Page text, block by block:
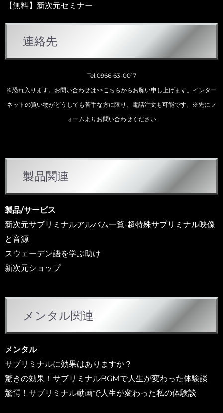
【無料】新次元セミナー
連絡先
Tel:0966-63-0017
※恐れ入ります。お問い合わせは>>こちらから お願い申し上げます。インター
ネットの買い物がどうしても苦手な方に限り、電話注文も可能です。※先にフ
ォームよりお問い合わせください
製品関連
製品/サービス
新次元サブリミナルアルバム一覧-超特殊サブリミナル映像
と音源
スウェーデン語を学ぶ助け
新次元ショップ
メンタル関連
メンタル
サブリミナルに効果はありますか？
驚きの効果！サブリミナルBGMで人生が変わった体験談
驚愕！サブリミナル動画で人生が変わった私の体験談
ゴ
リ
ー